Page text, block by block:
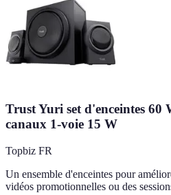
Trust Yuri set d'enceintes 60
canaux 1-voie 15 W
Topbiz FR
Un ensemble d'enceintes pour
vidéos promotionnelles ou des